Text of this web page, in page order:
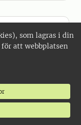
som lagras i din
för att webbplatsen